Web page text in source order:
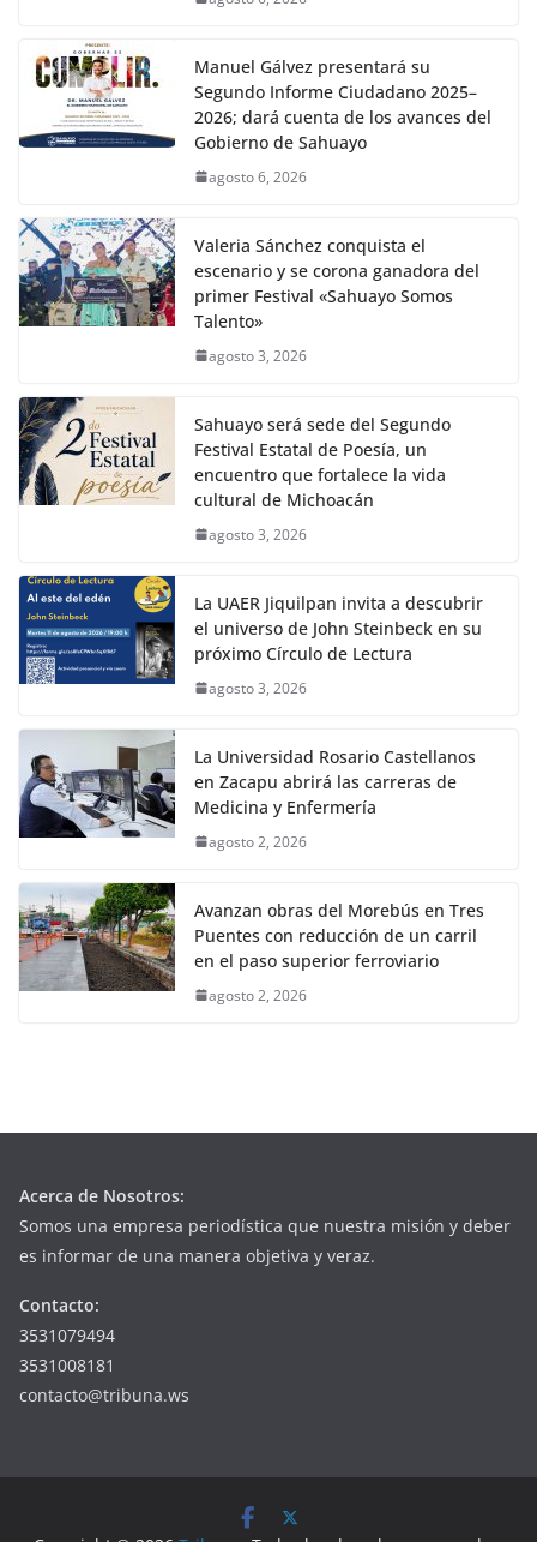
Manuel Gálvez presentará su
Segundo Informe Ciudadano 2025–
2026; dará cuenta de los avances del
Gobierno de Sahuayo
agosto 6, 2026
Valeria Sánchez conquista el
escenario y se corona ganadora del
primer Festival «Sahuayo Somos
Talento»
agosto 3, 2026
Sahuayo será sede del Segundo
Festival Estatal de Poesía, un
encuentro que fortalece la vida
cultural de Michoacán
agosto 3, 2026
La UAER Jiquilpan invita a descubrir
el universo de John Steinbeck en su
próximo Círculo de Lectura
agosto 3, 2026
La Universidad Rosario Castellanos
en Zacapu abrirá las carreras de
Medicina y Enfermería
agosto 2, 2026
Avanzan obras del Morebús en Tres
Puentes con reducción de un carril
en el paso superior ferroviario
agosto 2, 2026
Acerca de Nosotros:
Somos una empresa periodística que nuestra misión y deber
es informar de una manera objetiva y veraz.
Contacto:
3531079494
3531008181
contacto@tribuna.ws